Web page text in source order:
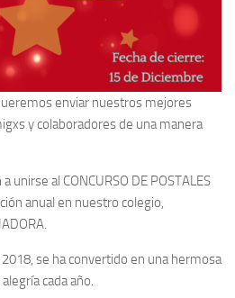
enviar nuestros mejores
y colaboradores de una manera
unirse al CONCURSO DE POSTALES
anual en nuestro colegio,
se ha convertido en una hermosa
cada año.